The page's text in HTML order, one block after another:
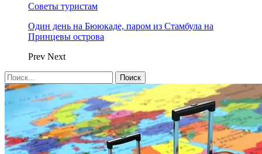
Советы туристам
Один день на Бююкаде, паром из Стамбула на
Принцевы острова
Prev Next